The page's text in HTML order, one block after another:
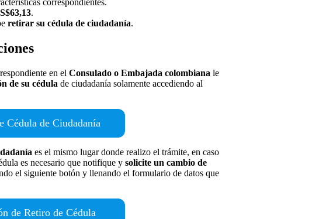
correspondientes.
.
retirar su cédula de ciudadanía.
en el Consulado o Embajada colombiana le
de su cédula de ciudadanía solamente accediendo al
Cédula de Ciudadanía
es el mismo lugar donde realizo el trámite, en caso
es necesario que notifique y solicite un cambio de
el siguiente botón y llenando el formulario de datos que
de Retiro de Cédula